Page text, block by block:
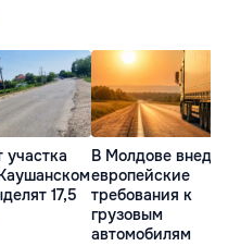
участка
17,5
В Молдове
европейские
требования к
грузовым
автомобилям